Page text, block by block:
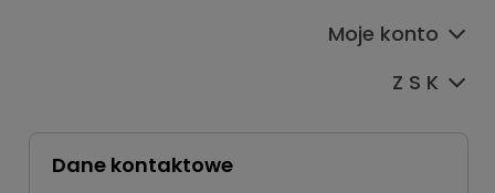
Moje konto
Z S K
Dane kontaktowe